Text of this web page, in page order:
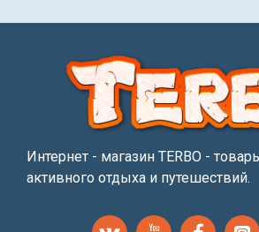
Интернет - магазин TERBO -
активного отдыха и путешествий.